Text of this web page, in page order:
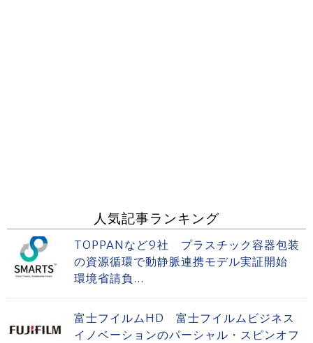
人気記事ランキング
TOPPANなど9社 プラスチック容器包装
の資源循環で動静脈連携モデル実証開始
環境省請負...
富士フイルムHD 富士フイルムビジネス
イノベーションのパーシャル・スピンオフ